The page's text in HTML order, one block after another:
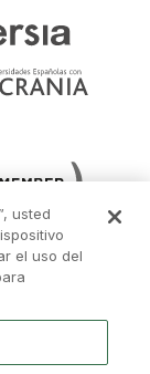
usted
el uso del